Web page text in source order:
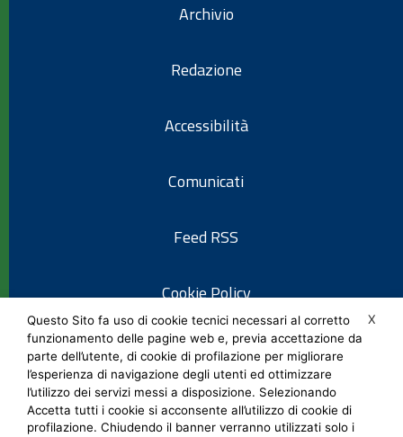
Archivio
Redazione
Accessibilità
Comunicati
Feed RSS
Cookie Policy
Informativa privacy
Note legali
X
Questo Sito fa uso di cookie tecnici necessari al corretto
funzionamento delle pagine web e, previa accettazione da
parte dell’utente, di cookie di profilazione per migliorare
l’esperienza di navigazione degli utenti ed ottimizzare
l’utilizzo dei servizi messi a disposizione. Selezionando
Accetta tutti i cookie si acconsente all’utilizzo di cookie di
profilazione. Chiudendo il banner verranno utilizzati solo i